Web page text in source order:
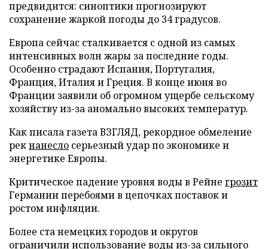
предвидится: синоптики прогнозируют
сохранение жаркой погоды до 34 градусов.
Европа сейчас сталкивается с одной из самых
интенсивных волн жары за последние годы.
Особенно страдают Испания, Португалия,
Франция, Италия и Греция. В конце июня во
Франции заявили об огромном ущербе сельскому
хозяйству из-за аномально высоких температур.
Как писала газета ВЗГЛЯД, рекордное обмеление
рекнанесло серьезный удар по экономике и
энергетике Европы.
Критическое падение уровня воды в Рейне грозит
Германии перебоями в цепочках поставок и
ростом инфляции.
Более ста немецких городов и округов
ограничилииспользование воды из-за сильного